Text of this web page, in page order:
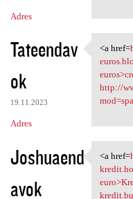
Adres
Tateendav
ok
19.11.2023
Adres
<a
<a href=
http://
Joshuaend
avok
<a
<a href=